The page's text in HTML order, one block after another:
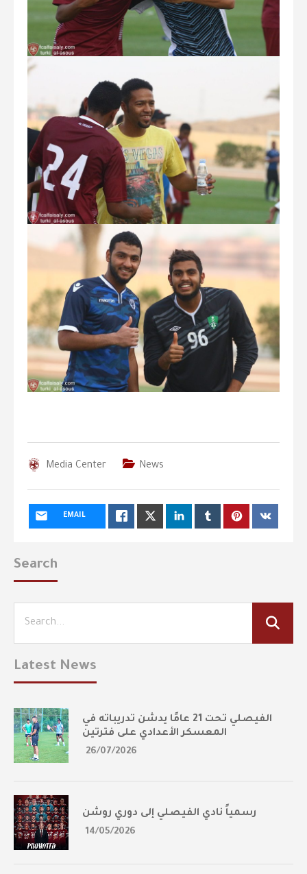
Media Center News
EMAIL
Search
Latest News
الفيصلي تحت 21 عامًا يدشن تدريباته في
المعسكر الأعدادي على فترتين
26/07/2026
رسمياً نادي الفيصلي إلى دوري روشن
14/05/2026